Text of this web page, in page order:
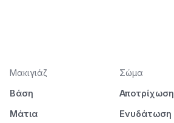
Μακιγιάζ
Βάση
Μάτια
Σώμα
Αποτρίχωση
Ενυδάτωση